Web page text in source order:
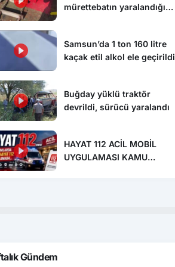
mürettebatın yaralandığı
Samsun’da 1 ton 160 litre
kaçak etil alkol ele geçirildi
Buğday yüklü traktör
devrildi, sürücü yaralandı
HAYAT 112 ACİL MOBİL
UYGULAMASI KAMU
Gündem